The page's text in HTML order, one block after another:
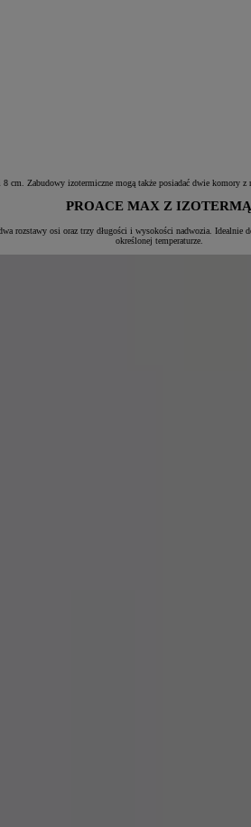
Zabudowy izotermiczne mogą także posiadać dwie komory z
PROACE MAX Z IZOTERMĄ
osi oraz trzy długości i wysokości nadwozia. Idealnie
określonej temperaturze.